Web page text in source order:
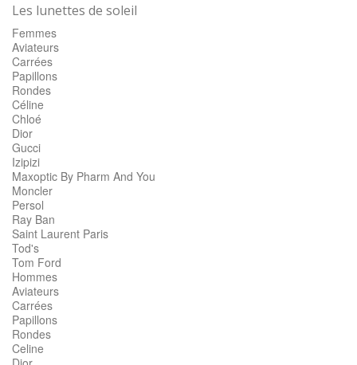
Les lunettes de soleil
Femmes
Aviateurs
Carrées
Papillons
Rondes
Céline
Chloé
Dior
Gucci
Izipizi
Maxoptic By Pharm And You
Moncler
Persol
Ray Ban
Saint Laurent Paris
Tod's
Tom Ford
Hommes
Aviateurs
Carrées
Papillons
Rondes
Celine